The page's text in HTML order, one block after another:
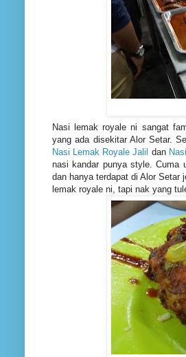
Nasi lemak royale ni sangat
yang ada disekitar Alor Setar.
Nasi Lemak Royale Jalil dan
nasi kandar punya style. Cuma
dan hanya terdapat di Alor Setar
lemak royale ni, tapi nak yang